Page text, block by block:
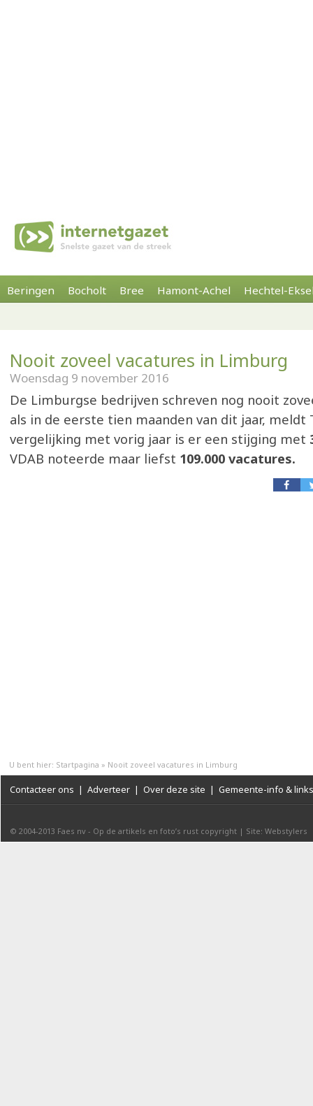
Beringen Bocholt Bree Hamont-Achel Hechtel-
Nooit zoveel vacatures in Limburg
Woensdag 9 november 2016
De Limburgse bedrijven schreven nog nooit
als in de eerste tien maanden van dit jaar, meldt
vergelijking met vorig jaar is er een stijging met
VDAB noteerde maar liefst 109.000 vacatures.
U bent hier: Startpagina » Nooit zoveel vacatures in Limburg
Contacteer ons | Adverteer | Over deze site | Gemeente-info & links
© 2004-2013 Faes nv - Op de artikels en foto’s rust copyright | Site: Webstylers